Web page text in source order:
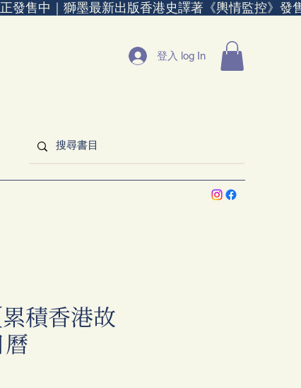
發售中｜
登入 log In
積香港故
曆